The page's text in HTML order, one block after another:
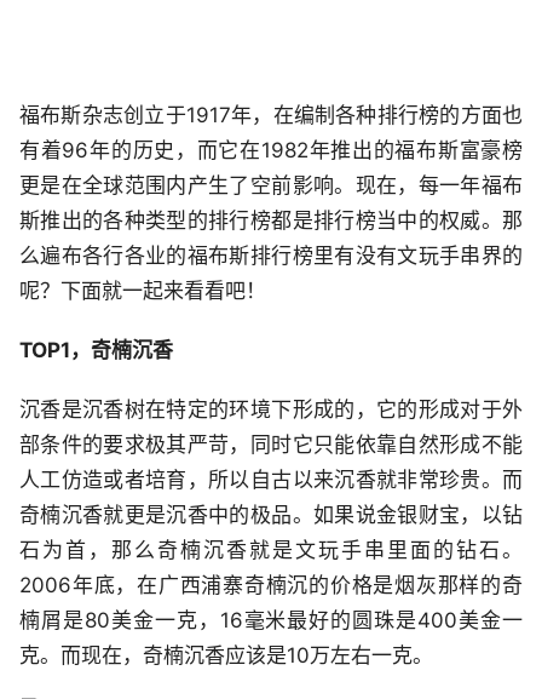
福布斯杂志创立于1917年，在编制各种排行榜的方面也
有着96年的历史，而它在1982年推出的福布斯富豪榜
更是在全球范围内产生了空前影响。现在，每一年福布
斯推出的各种类型的排行榜都是排行榜当中的权威。那
么遍布各行各业的福布斯排行榜里有没有文玩手串界的
呢？下面就一起来看看吧！
TOP1，奇楠沉香
沉香是沉香树在特定的环境下形成的，它的形成对于外
部条件的要求极其严苛，同时它只能依靠自然形成不能
人工仿造或者培育，所以自古以来沉香就非常珍贵。而
奇楠沉香就更是沉香中的极品。如果说金银财宝，以钻
石为首，那么奇楠沉香就是文玩手串里面的钻石。
2006年底，在广西浦寨奇楠沉的价格是烟灰那样的奇
楠屑是80美金一克，16毫米最好的圆珠是400美金一
克。而现在，奇楠沉香应该是10万左右一克。